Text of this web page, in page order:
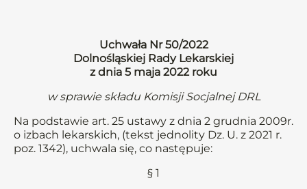
Uchwała Nr 50/2022
Dolnośląskiej Rady Lekarskiej
z dnia 5 maja 2022 roku
w sprawie składu Komisji Socjalnej DRL
Na podstawie art. 25 ustawy z dnia 2 grudnia 2009r.
o izbach lekarskich, (tekst jednolity Dz. U. z 2021 r.
poz. 1342), uchwala się, co następuje:
§ 1